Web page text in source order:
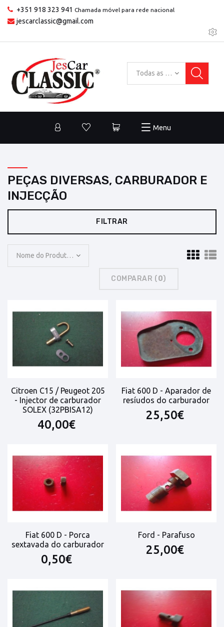
+351 918 323 941 Chamada móvel para rede nacional
jescarclassic@gmail.com
Todas as categorias
Menu
PEÇAS DIVERSAS, CARBURADOR E
INJECÇÃO
FILTRAR
Nome do Produto: A a Z
COMPARAR (0)
Citroen C15 / Peugeot 205
- Injector de carburador
SOLEX (32PBISA12)
40,00€
Fiat 600 D - Aparador de
resíudos do carburador
25,50€
Fiat 600 D - Porca
sextavada do carburador
0,50€
Ford - Parafuso
25,00€